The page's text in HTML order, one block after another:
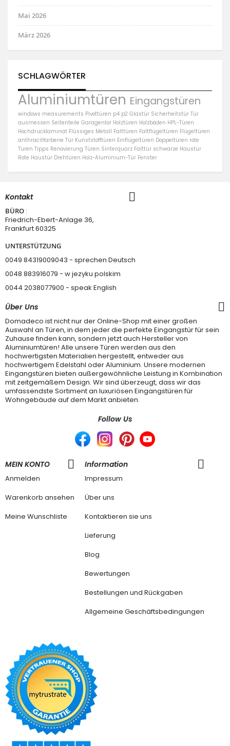
Mai 2026
März 2026
SCHLAGWÖRTER
Aluminiumtüren Eingangstüren
windows measurements Pivottüren p4 p2 Glastür Sicherheitstür Tür
ausmessen Seitenteile Garagentor Holztüren Holzböden HPL-Türen
Hochdrucklaminat Flüssiges Metall Falttüren Faltflügeltüren Flügeltüren
anthracitfarbene Tür Kunststofftüren Einflügeltüren Doppeltüren rote
Türen Tipps Renovierung Türen Sinterquarz Falttür schwarze Haustür
Rote Haustür Drehtüren Holz-Aluminium-Tür Fenster
Kontakt
BÜRO :
Friedrich-Ebert-Anlage 36,
Frankfurt 60325
UNTERSTÜTZUNG
0049 84319009043 - sprechen Deutsch
0048 883916079 - w jezyku polskim
0044 2038077900 - speak English
Über Uns
Domadeco ist nicht nur der Online-Shop mit einer großen
Auswahl an Türen, in dem jeder die perfekte Eingangstür für sein
Zuhause finden kann, sondern jetzt auch Hersteller von
Aluminiumtüren! Alle unsere Türen werden aus den
hochwertigsten Materialien hergestellt, entweder aus
hochwertigem Edelstahl oder Aluminium. Unsere modernen
Eingangstüren bieten außergewöhnliche Leistung in Kombination
mit zeitgemäßem Design. Wir sind überzeugt, dass wir das
umfassendste Sortiment an luxuriösen Eingangstüren für
Wohngebäude auf dem Markt anbieten.
Follow Us
MEIN KONTO
Anmelden
Warenkorb ansehen
Meine Wunschliste
Information
Impressum
Über uns
Kontaktieren sie uns
Lieferung
Blog
Bewertungen
Bestellungen und Rückgaben
Allgemeine Geschäftsbedingungen